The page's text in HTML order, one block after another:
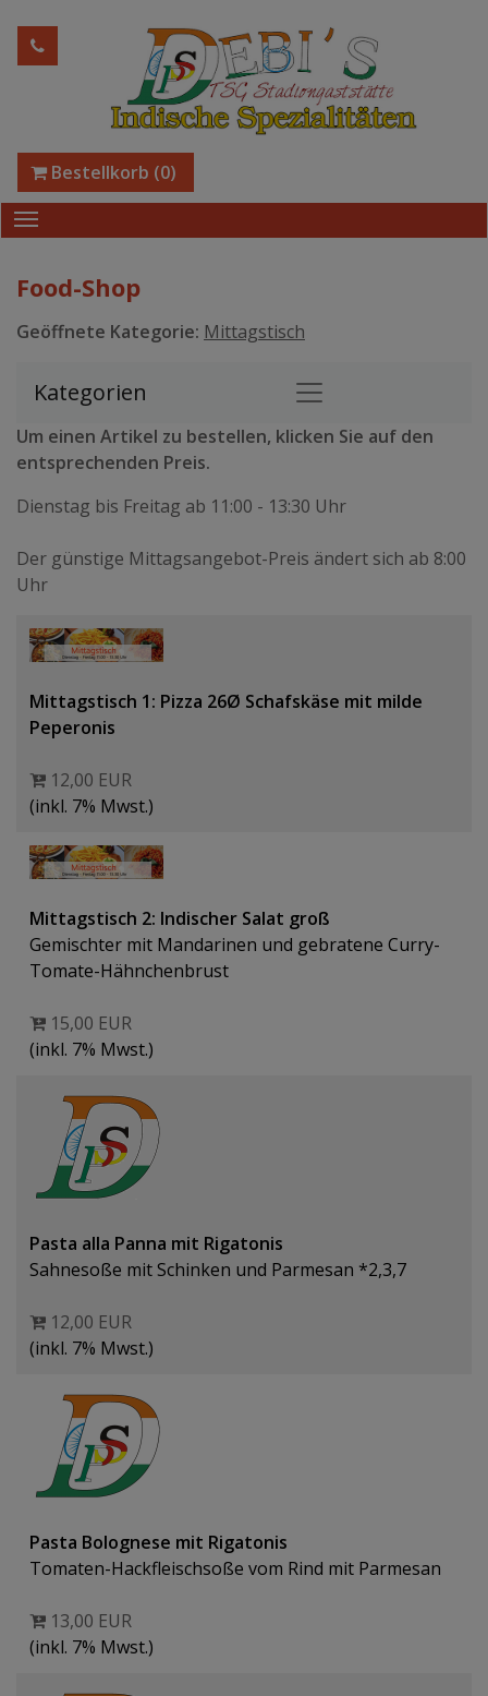
Bestellkorb (0)
Food-Shop
Geöffnete Kategorie: Mittagstisch
Kategorien
Um einen Artikel zu bestellen, klicken Sie auf den
entsprechenden Preis.
Dienstag bis Freitag ab 11:00 - 13:30 Uhr
Der günstige Mittagsangebot-Preis ändert sich ab 8:00
Uhr
Mittagstisch 1: Pizza 26Ø Schafskäse mit milde
Peperonis
12,00 EUR
(inkl. 7% Mwst.)
Mittagstisch 2: Indischer Salat groß
Gemischter mit Mandarinen und gebratene Curry-
Tomate-Hähnchenbrust
15,00 EUR
(inkl. 7% Mwst.)
Pasta alla Panna mit Rigatonis
Sahnesoße mit Schinken und Parmesan *2,3,7
12,00 EUR
(inkl. 7% Mwst.)
Pasta Bolognese mit Rigatonis
Tomaten-Hackfleischsoße vom Rind mit Parmesan
13,00 EUR
(inkl. 7% Mwst.)